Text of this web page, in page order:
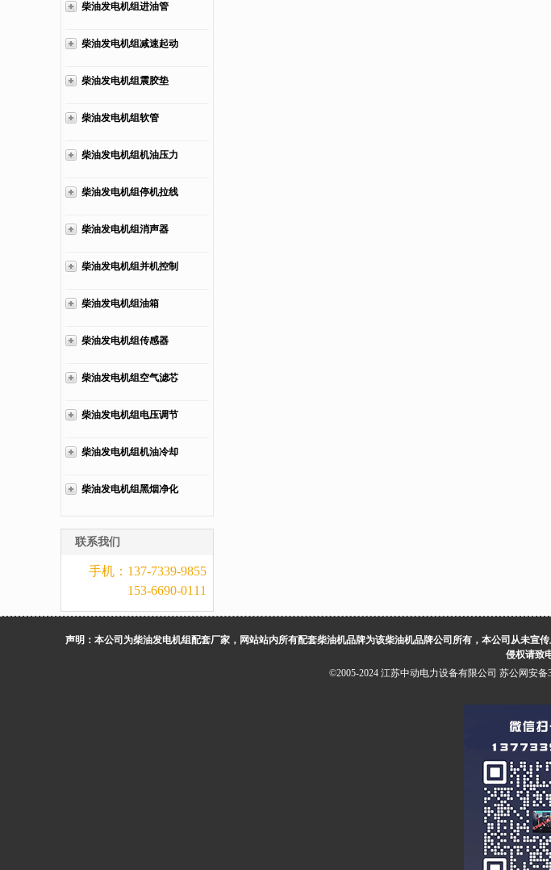
柴油发电机组进油管
柴油发电机组减速起动
柴油发电机组震胶垫
柴油发电机组软管
柴油发电机组机油压力
柴油发电机组停机拉线
柴油发电机组消声器
柴油发电机组并机控制
柴油发电机组油箱
柴油发电机组传感器
柴油发电机组空气滤芯
柴油发电机组电压调节
柴油发电机组机油冷却
柴油发电机组黑烟净化
联系我们
手机：137-7339-9855
153-6690-0111
声明：本公司为柴油发电机组配套厂家，网站站内所有配套柴油机品牌为该柴油机品牌公司所有，本公司从未
侵权请致
©2005-2024 江苏中动电力设备有限公司 苏公网安备